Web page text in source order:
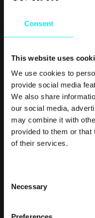
Consent
This website uses
We use cookies to
provide social media
We also share
our social media,
may combine it with
provided to them or that
of their services.
Necessary
og har full oversikt over
Mulighetene i HubSpoter
du knytter til verktøyet
eksempel være
besøkende og leads
nyhetsbrev og e-poster
action(CTA).
som tidligere kun var
dine besøkende bruker
deg til et verktøy for å få